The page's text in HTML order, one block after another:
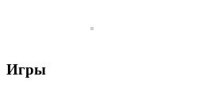
Игры